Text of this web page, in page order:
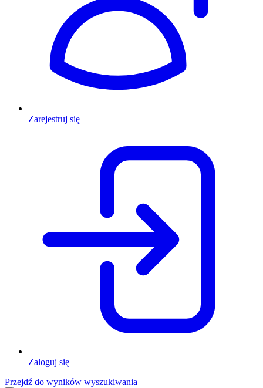
Zarejestruj się
Zaloguj się
Przejdź do wyników wyszukiwania